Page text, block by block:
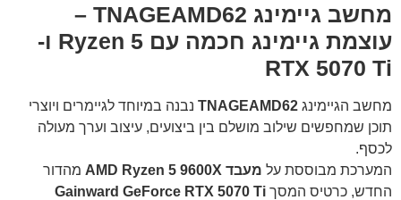
מחשב גיימינג TNAGEAMD62 –
עוצמת גיימינג חכמה עם Ryzen 5 ו-
RTX 5070 Ti
מחשב הגיימינג TNAGEAMD62 נבנה במיוחד לגיימרים ויוצרי
תוכן שמחפשים שילוב מושלם בין ביצועים, עיצוב וערך מעולה
לכסף.
המערכת מבוססת על מעבד AMD Ryzen 5 9600X
מהדור
החדש, כרטיס המסך Gainward GeForce RTX 5070 Ti